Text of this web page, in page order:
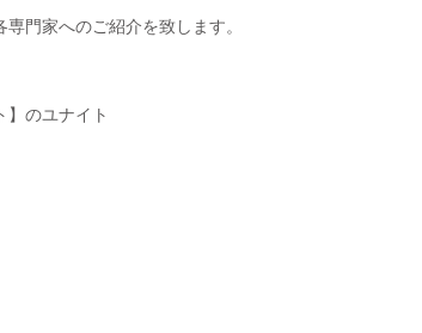
門家へのご紹介を致します。
】のユナイト